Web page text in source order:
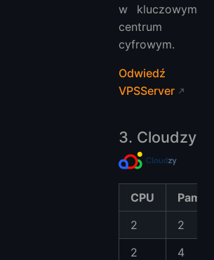
w kluczowym
centrum
cyfrowym.
Odwiedź
VPSServer
3. Cloudzy
CPU
2
2
2
4